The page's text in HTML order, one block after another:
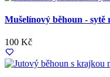
Mušelínový běhoun - sytě
100 Kč